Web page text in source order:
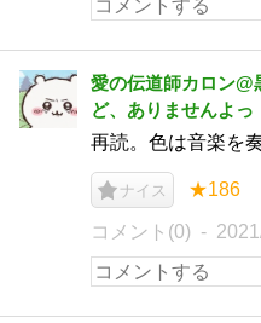
愛の伝道師カロン@
ど、ありませんよっ
再読。色は音楽を
ナイス ★186
コメント(0)